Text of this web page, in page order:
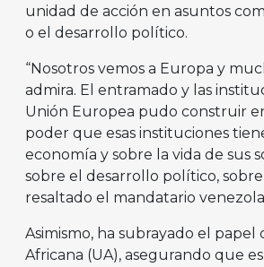
unidad de acción en asuntos
o el desarrollo político.
“Nosotros vemos a Europa y
admira. El entramado y las
Unión Europea pudo construir en
poder que esas instituciones
economía y sobre la vida de sus
sobre el desarrollo político, sobre
resaltado el mandatario
Asimismo, ha subrayado el papel
Africana (UA), asegurando que